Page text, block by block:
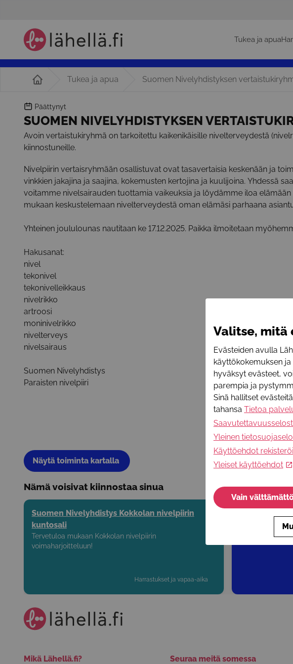
Tukea ja apua
Tukea ja apua Suomen Nivelyhdistyksen
Päättynyt
SUOMEN NIVELYHDISTYKSEN
Avoin vertaistukiryhmä on tarkoitettu kaikenikäisille nivelterveydestä
kiinnostuneille.
Nivelpiirin vertaisryhmään osallistuvat ovat tasavertaisia keskenään ja
vinkkien jakajina ja saajina, kokemusten kertojina ja kuulijoina. Yhdessä
voitamme nivelsairauden tuottamia vaikeuksia ja löydämme iloa
mukaan keskustelemaan nivelterveydestä oman elämäsi parhaana
Yhteinen joululounas nautitaan ke 17.12.2025. Paikka ilmoitetaan
Hakusanat:
nivel
tekonivel
tekonivelleikkaus
nivelrikko
artroosi
moninivelrikko
nivelterveys
nivelsairaus
Suomen Nivelyhdistys
Paraisten nivelpiiri
Näytä toiminta kartalla
Nämä voisivat kiinnostaa sinua
Suomen Nivelyhdistys Kokkolan nivelpiirin
kuntosali
Tervetuloa mukaan Kokkolan nivelpiirin
voimaharjoitteluun!
Harrastukset ja vapaa-aika
MLL Kaakkois-
Mikä Lähellä.fi? Seuraa meitä somessa
Valitse, mitä
Evästeiden avulla
käyttökokemuksen
hyväksyt evästeet,
parempia ja
Sinä hallitset
tahansa Tietoa
Yleinen
Käyttöehdot
Yleiset käyttöehdot
Vain